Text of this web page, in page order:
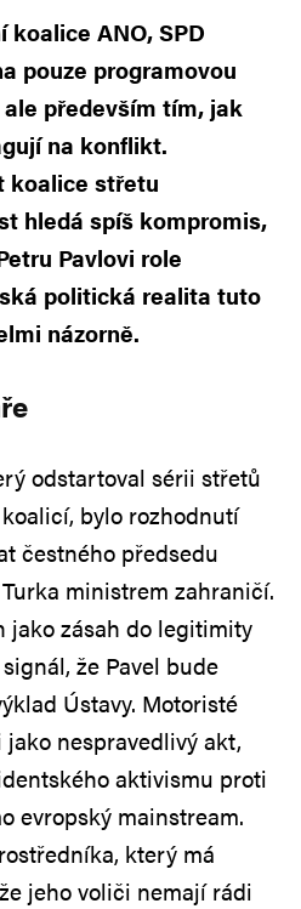
ANO, SPD
pouze programovou
především tím, jak
na konflikt.
koalice střetu
hledá spíš kompromis,
Pavlovi role
politická realita tuto
názorně.
odstartoval sérii střetů
bylo rozhodnutí
čestného předsedu
ministrem zahraničí.
jako zásah do legitimity
že Pavel bude
Ústavy. Motoristé
nespravedlivý akt,
aktivismu proti
evropský mainstream.
který má
jeho voliči nemají rádi